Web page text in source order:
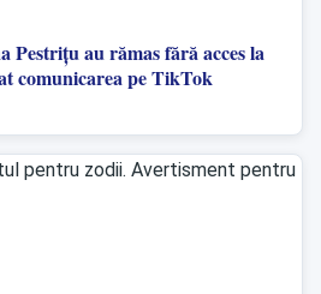
Pestrițu au rămas fără acces la
comunicarea pe TikTok